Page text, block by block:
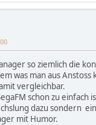
so ziemlich die
was man aus Anstoss
vergleichbar.
schon zu einfach
dazu sondern
mit Humor.